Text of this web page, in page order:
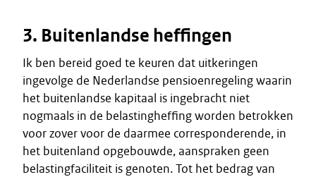
3. Buitenlandse heffingen
Ik ben bereid goed te keuren dat uitkeringen
ingevolge de Nederlandse pensioenregeling waarin
het buitenlandse kapitaal is ingebracht niet
nogmaals in de belastingheffing worden betrokken
voor zover voor de daarmee corresponderende, in
het buitenland opgebouwde, aanspraken geen
belastingfaciliteit is genoten. Tot het bedrag van